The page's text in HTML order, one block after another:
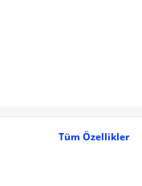
Tüm Özellikler